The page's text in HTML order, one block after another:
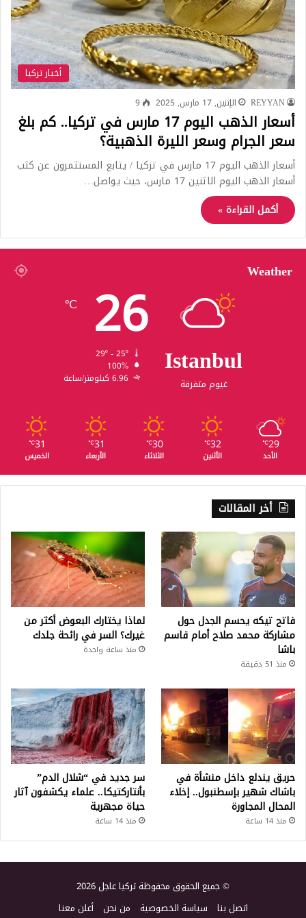
أخبار تركيا
REYYAN الإثنين, 17 مارس, 2025 9
أسعار الذهب اليوم 17 مارس في تركيا.. كم بلغ
سعر الجرام وسعر الليرة الذهبية؟
أسعار الذهب اليوم 17 مارس في تركيا / يتابع المستثمرون عن كثب
أسعار الذهب اليوم الاثنين 17 مارس، حيث يواصل…
أكمل القراءة »
Weather
Istanbul
غيوم متفرقة
26
℃
100%
6.96 كيلومتر/ساعة
29
℃
الأحد
32
℃
الأثنين
30
℃
الثلاثاء
31
℃
الأربعاء
31
℃
الخميس
أخر المقالات
فاتح تيكه يحسم الجدل حول
مشاركة محمد صلاح أمام قاسم
باشا
منذ 51 دقيقة
لماذا يختارك البعوض أكثر من
غيرك؟ السر في رائحة جلدك
منذ ساعة واحدة
حريق يندلع داخل منشأة في
باشاك شهير بإسطنبول.. إخلاء
المحال المجاورة
منذ 14 ساعة
سر جديد في “شلال الدم”
بأنتاركتيكا.. علماء يكشفون آثار
حياة مجهرية
منذ 14 ساعة
© جميع الحقوق محفوظة تركيا عاجل 2026
اتصل بنا سياسة الخصوصية من نحن أعلن معنا